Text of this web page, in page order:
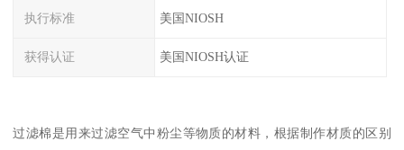
执行标准 美国NIOSH
获得认证 美国NIOSH认证
过滤棉是用来过滤空气中粉尘等物质的材料，根据制作材质的区别